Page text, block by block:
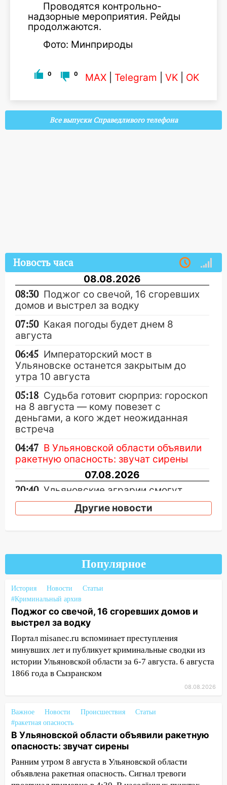
Проводятся контрольно-
надзорные мероприятия. Рейды
продолжаются.
Фото: Минприроды
0 0 MAX Telegram VK OK
Все выпуски Справедливого телефона
Новость часа
08.08.2026
08:30 Поджог со свечой, 16 сгоревших
домов и выстрел за водку
07:50 Какая погоды будет днем 8
августа
06:45 Императорский мост в
Ульяновске останется закрытым до
утра 10 августа
05:18 Судьба готовит сюрприз: гороскоп
на 8 августа — кому повезет с
деньгами, а кого ждет неожиданная
встреча
04:47 В Ульяновской области объявили
ракетную опасность: звучат сирены
07.08.2026
20:40 Ульяновские аграрии смогут
купить тракторы с отсрочкой платежа
до декабря
мероприятие, приуроченное к
празднованию Дня сотрудника органов
следствия Российской Федерации
19:30 Ульяновцев приглашают
поддержать «Симбирскую чебурашку»
на фестивале «ФормАРТ»
18:11 Ульяновская область стала
пилотным регионом проекта
«Культурное долголетие»
17:16 В реанимацию Ульяновской
областной больницы поступили шесть
16:51 В Чердаклинском районе
ремонтируют дороги, ставят остановки
и проводят новое освещение
16:35 В Ульяновске установили ещё
девять бункеров для крупногабаритного
мусора
Другие новости
Популярное
История Новости
Статьи
#Криминальный архив
Поджог со свечой, 16 сгоревших домов и
выстрел за водку
Портал misanec.ru вспоминает преступления
минувших лет и публикует криминальные сводки из
истории Ульяновской области за 6-7 августа. 6 августа
1866 года в Сызранском
08.08.2026
Важное Новости Происшествия
Статьи
#ракетная опасность
В Ульяновской области объявили ракетную
опасность: звучат сирены
Ранним утром 8 августа в Ульяновской области
объявлена ракетная опасность. Сигнал тревоги